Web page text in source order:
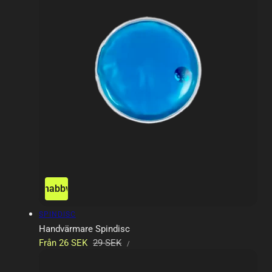
Snabbvy
Försäljare:
SPINDISC
Handvärmare Spindisc
Försäljningspris
Från 26 SEK Ordinarie
29 SEK ENHETSPRIS
/